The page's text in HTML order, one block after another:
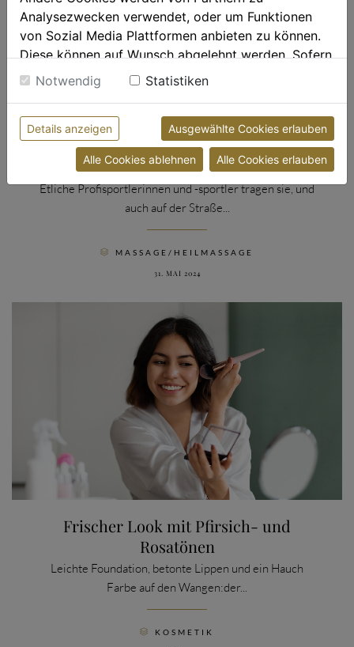
Taping: Die 24-Stunden Micro-Massage
Etliche Profisportlerinnen und -sportler tragen sie, und
auch auf der Straße...
 MASSAGE/HEILMASSAGE
31. MAI 2024
Frischer Look mit Pfirsich- und
Rosatönen
Leichte Foundation, betonte Lippen und ein Hauch
Farbe auf den Wangen:der...
 KOSMETIK
Analysezwecken verwendet, oder um Funktionen
von Sozial Media Plattformen anbieten zu können.
Diese können auf Wunsch abgelehnt werden. Sofern
sie unsere Webseite weiter nutzen, geben Sie
Einwilligung zu unseren Cookies.
Datenschutzerklärung
bzw. imImpressum
Notwendig Statistiken
Details anzeigen Ausgewählte Cookies erlauben
Alle Cookies ablehnen Alle Cookies erlauben